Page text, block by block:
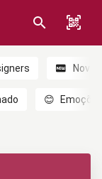
Novo
😊